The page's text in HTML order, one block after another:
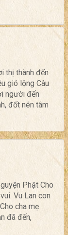
thị thành đến
gió lộng Câu
người đến
đốt nén tâm
Phật Cho
Vu Lan con
cha mẹ
đã đến,